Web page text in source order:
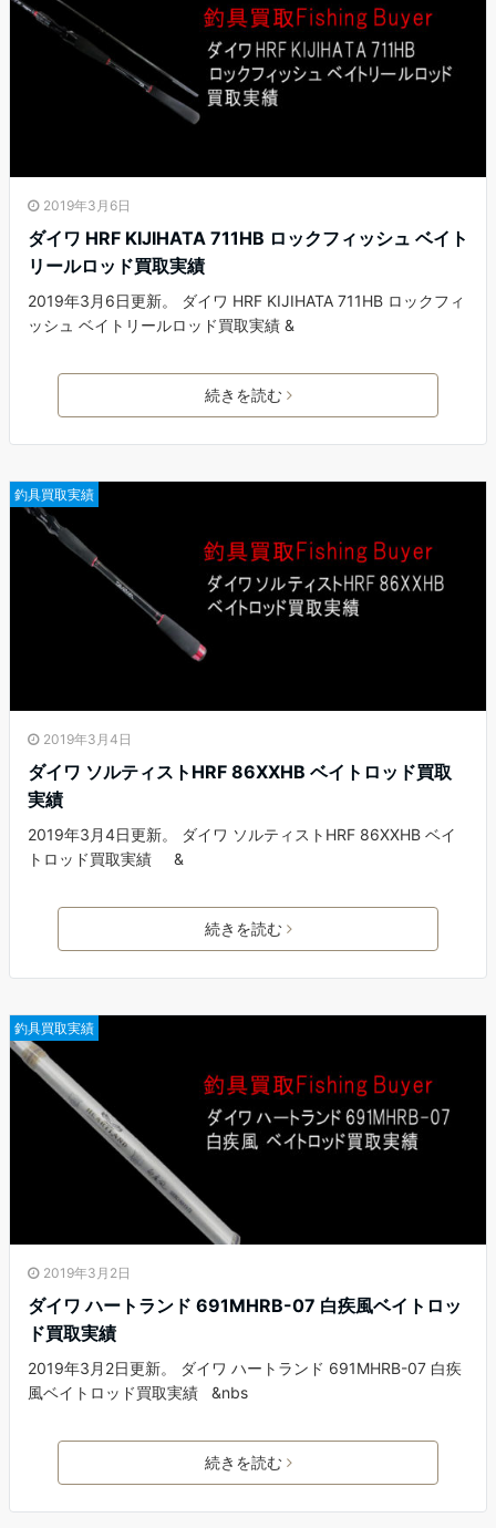
2019年3月6日
ダイワ HRF KIJIHATA 711HB ロックフィッシュ ベイト
リールロッド買取実績
2019年3月6日更新。 ダイワ HRF KIJIHATA 711HB ロックフィ
ッシュ ベイトリールロッド買取実績 &
続きを読む
釣具買取実績
2019年3月4日
ダイワ ソルティストHRF 86XXHB ベイトロッド買取
実績
2019年3月4日更新。 ダイワ ソルティストHRF 86XXHB ベイ
トロッド買取実績 &
続きを読む
釣具買取実績
2019年3月2日
ダイワ ハートランド 691MHRB-07 白疾風ベイトロッ
ド買取実績
2019年3月2日更新。 ダイワ ハートランド 691MHRB-07 白疾
風ベイトロッド買取実績 &nbs
続きを読む